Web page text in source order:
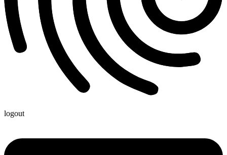
logout